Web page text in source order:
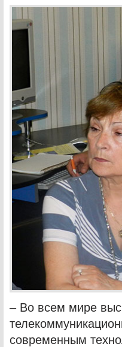
– Во всем мире
современным